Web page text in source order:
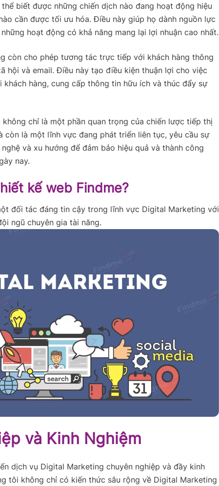
biết được những chiến dịch nào đang hoạt động hiệu
cần được tối ưu hóa. Điều này giúp họ dành nguồn lực
hoạt động có khả năng mang lại lợi nhuận cao nhất.
còn cho phép tương tác trực tiếp với khách hàng thông
hội và email. Điều này tạo điều kiện thuận lợi cho việc
khách hàng, cung cấp thông tin hữu ích và thúc đẩy sự
chỉ là một phần quan trọng của chiến lược tiếp thị
còn là một lĩnh vực đang phát triển liên tục, yêu cầu sự
và xu hướng để đảm bảo hiệu quả và thành công
nay.
kế web Findme?
đối tác đáng tin cậy trong lĩnh vực Digital Marketing với
ngũ chuyên gia tài năng.
và Kinh Nghiệm
dịch vụ Digital Marketing chuyên nghiệp và đầy kinh
tôi không chỉ có kiến thức sâu rộng về Digital Marketing